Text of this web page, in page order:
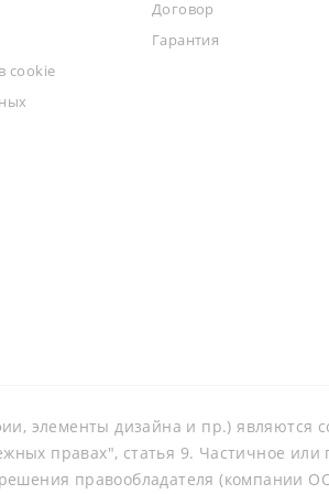
cookie
Договор
Гарантия
элементы дизайна и пр.) являются
правах", статья 9. Частичное или
правообладателя (компании